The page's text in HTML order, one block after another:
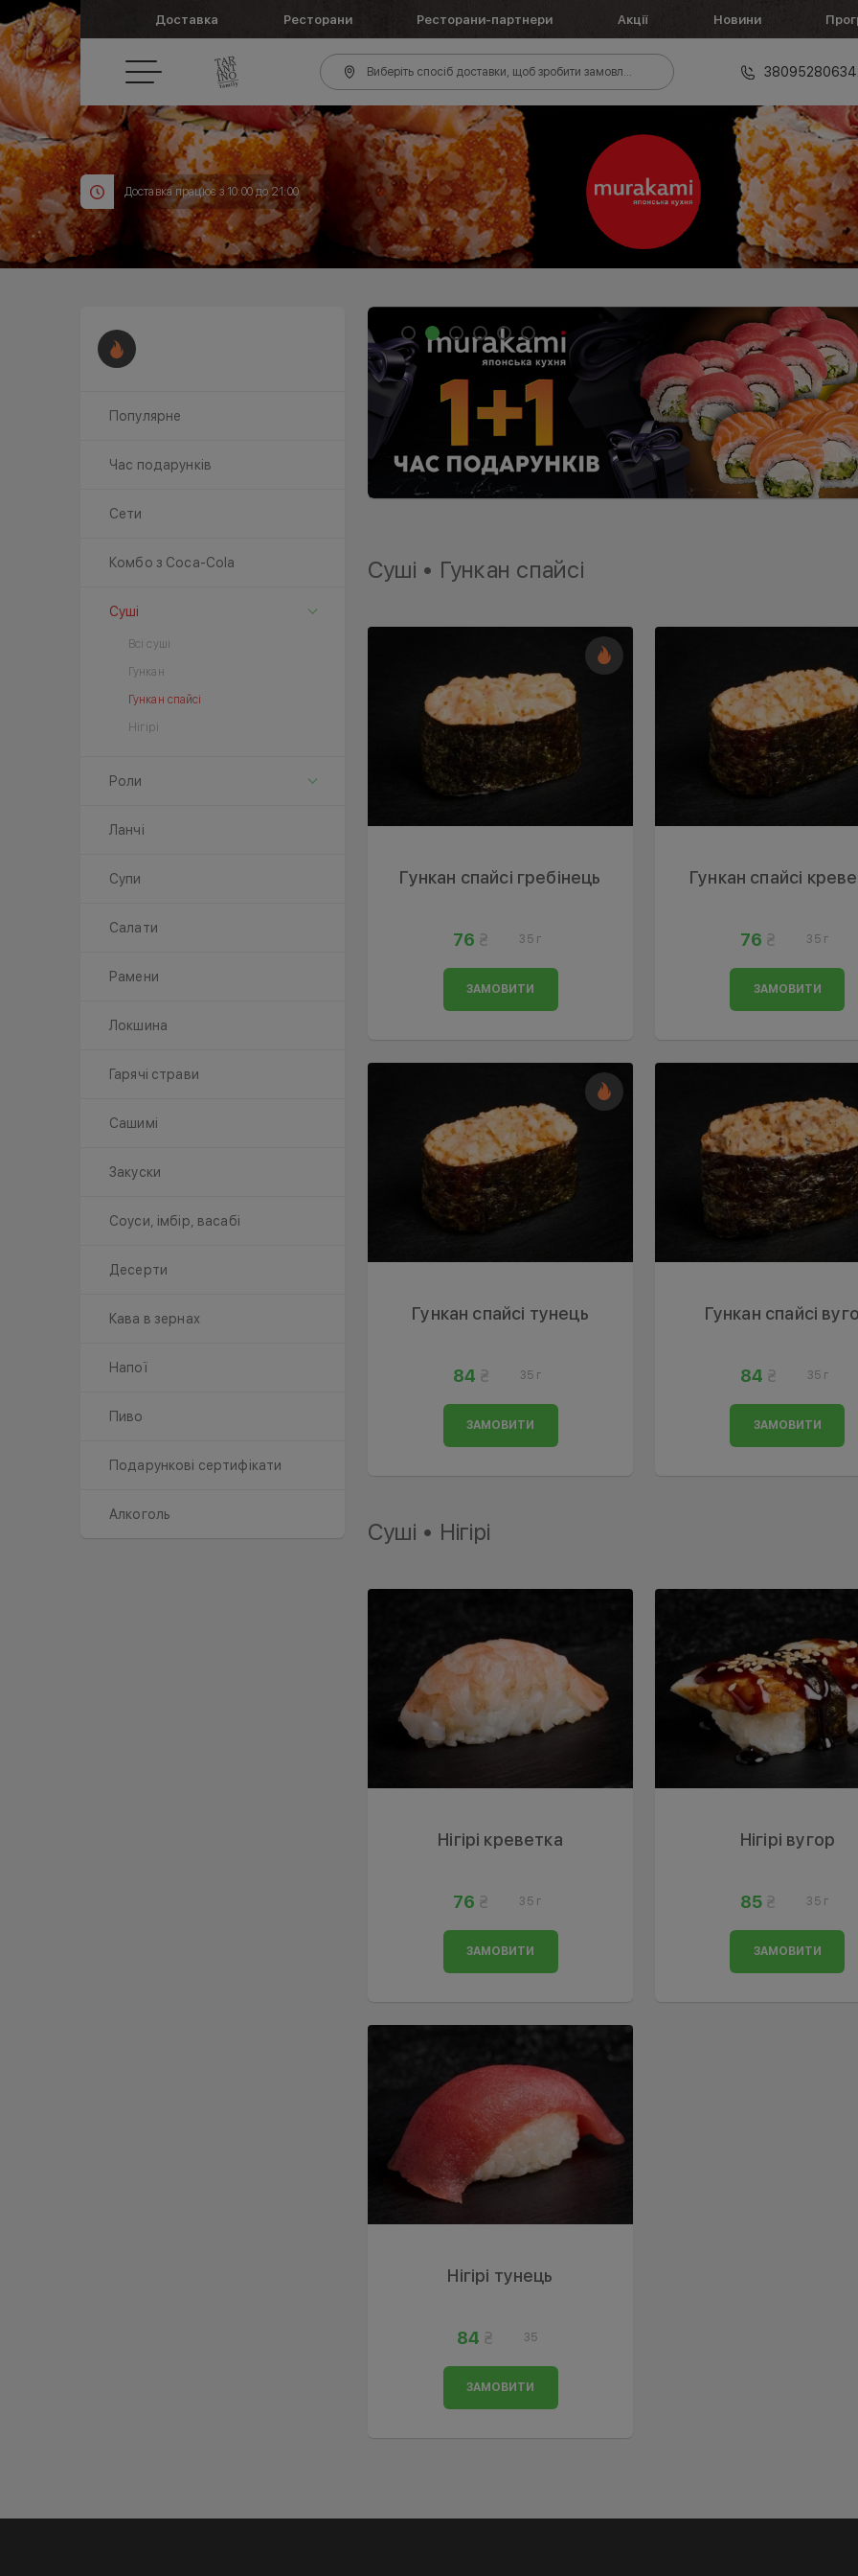
Доставка Ресторани Ресторани-партнери Акції Новини
Виберіть спосіб доставки, щоб зробити замовлення
Доставка працює з 10:00 до 21:00
Популярне
Час подарунків
Сети
Комбо з Coca-Cola
Суші
Всі суші
Гункан
Гункан спайсі
Нігірі
Роли
Ланчі
Супи
Салати
Рамени
Локшина
Гарячі страви
Сашимі
Закуски
Соуси, імбір, васабі
Десерти
Кава в зернах
Напої
Пиво
Подарункові сертифікати
Алкоголь
Суші • Гункан спайсі
Гункан спайсі гребінець
76 35 г
ЗАМОВИТИ
Гункан спайсі
76 35 г
ЗАМОВИТИ
Гункан спайсі тунець
84 35 г
ЗАМОВИТИ
Гункан спайсі
84 35 г
ЗАМОВИТИ
Суші • Нігірі
Нігірі креветка
76 35 г
ЗАМОВИТИ
Нігірі вугор
85 35 г
ЗАМОВИТИ
Нігірі тунець
84 35
ЗАМОВИТИ